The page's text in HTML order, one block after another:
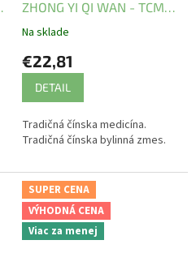
ZHONG YI QI WAN - TCM
Herbs
Na sklade
€22,81
DETAIL
Tradičná čínska medicína.
Tradičná čínska bylinná zmes.
SUPER CENA
VÝHODNÁ CENA
Viac za menej